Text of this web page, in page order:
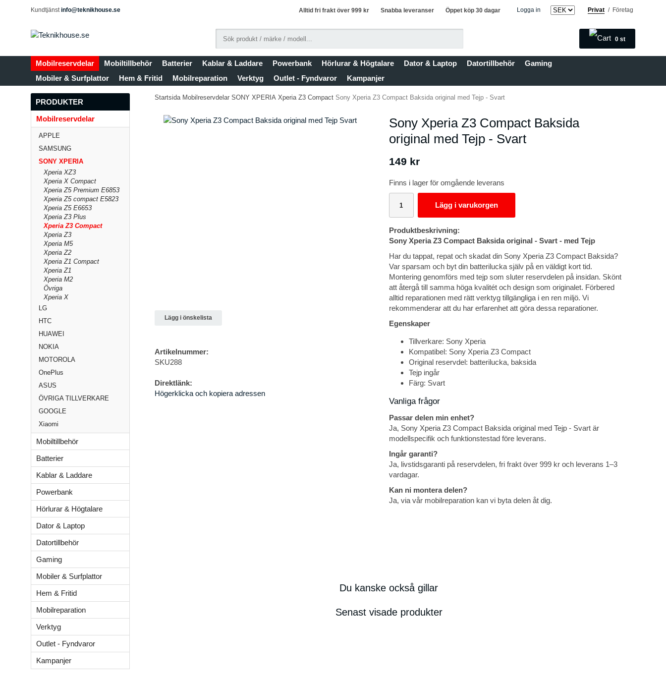
Kundtjänstinfo@teknikhouse.se Logga in Privat / Företag
Alltid fri frakt över 999 kr Snabba leveranser Öppet köp 30 dagar
0 st
Mobilreservdelar Mobiltillbehör Batterier Kablar & Laddare Powerbank Hörlurar & Högtalare Dator & Laptop Datortillbehör
Gaming
Mobiler & Surfplattor
Hem & Fritid Mobilreparation Verktyg Outlet - Fyndvaror Kampanjer
PRODUKTER
Mobilreservdelar
APPLE
SAMSUNG
SONY XPERIA
Xperia XZ3
Xperia X Compact
Xperia Z5 Premium E6853
Xperia Z5 compact E5823
Xperia Z5 E6653
Xperia Z3 Plus
Xperia Z3 Compact
Xperia Z3
Xperia M5
Xperia Z2
Xperia Z1 Compact
Xperia Z1
Xperia M2
Övriga
Xperia X
LG
HTC
HUAWEI
NOKIA
MOTOROLA
OnePlus
ASUS
ÖVRIGA TILLVERKARE
GOOGLE
Xiaomi
Mobiltillbehör
Batterier
Kablar & Laddare
Powerbank
Hörlurar & Högtalare
Dator & Laptop
Datortillbehör
Gaming
Mobiler & Surfplattor
Hem & Fritid
Mobilreparation
Verktyg
Outlet - Fyndvaror
Kampanjer
Startsida Mobilreservdelar SONY XPERIA Xperia Z3 Compact Sony Xperia Z3 Compact Baksida original med Tejp - Svart
Sony Xperia Z3 Compact Baksida
original med Tejp - Svart
149 kr
Finns i lager för omgående leverans
Lägg i varukorgen
Produktbeskrivning:
Sony Xperia Z3 Compact Baksida original - Svart - med Tejp
Har du tappat, repat och skadat din Sony Xperia Z3 Compact Baksida?
Var sparsam och byt din batterilucka själv på en väldigt kort tid.
Montering genomförs med tejp som sluter reservdelen på insidan. Skönt
att återgå till samma höga kvalitét och design som originalet. Förbered
alltid reparationen med rätt verktyg tillgängliga i en ren miljö. Vi
rekommenderar att du har erfarenhet att göra dessa reparationer.
Egenskaper
Tillverkare: Sony Xperia
Kompatibel: Sony Xperia Z3 Compact
Original reservdel: batterilucka, baksida
Tejp ingår
Färg: Svart
Vanliga frågor
Passar delen min enhet?
Ja, Sony Xperia Z3 Compact Baksida original med Tejp - Svart är
modellspecifik och funktionstestad före leverans.
Ingår garanti?
Ja, livstidsgaranti på reservdelen, fri frakt över 999 kr och leverans 1–3
vardagar.
Kan ni montera delen?
Ja, via vår mobilreparation kan vi byta delen åt dig.
Lägg i önskelista
Artikelnummer:
SKU288
Direktlänk:
Högerklicka och kopiera adressen
Du kanske också gillar
Senast visade produkter